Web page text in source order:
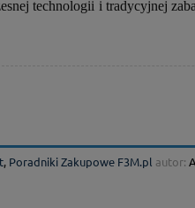
technologii i tradycyjnej
, Poradniki Zakupowe F3M.pl autor: